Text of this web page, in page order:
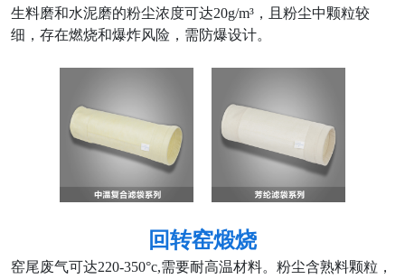
生料磨和水泥磨的粉尘浓度可达20g/m³，且粉尘中颗粒较
细，存在燃烧和爆炸风险，需防爆设计。
回转窑煅烧
窑尾废气可达220-350°c,需要耐高温材料。粉尘含熟料颗粒，